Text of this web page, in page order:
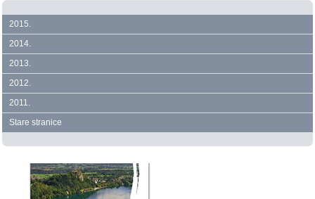
2015.
2014.
2013.
2012.
2011.
Stare stranice